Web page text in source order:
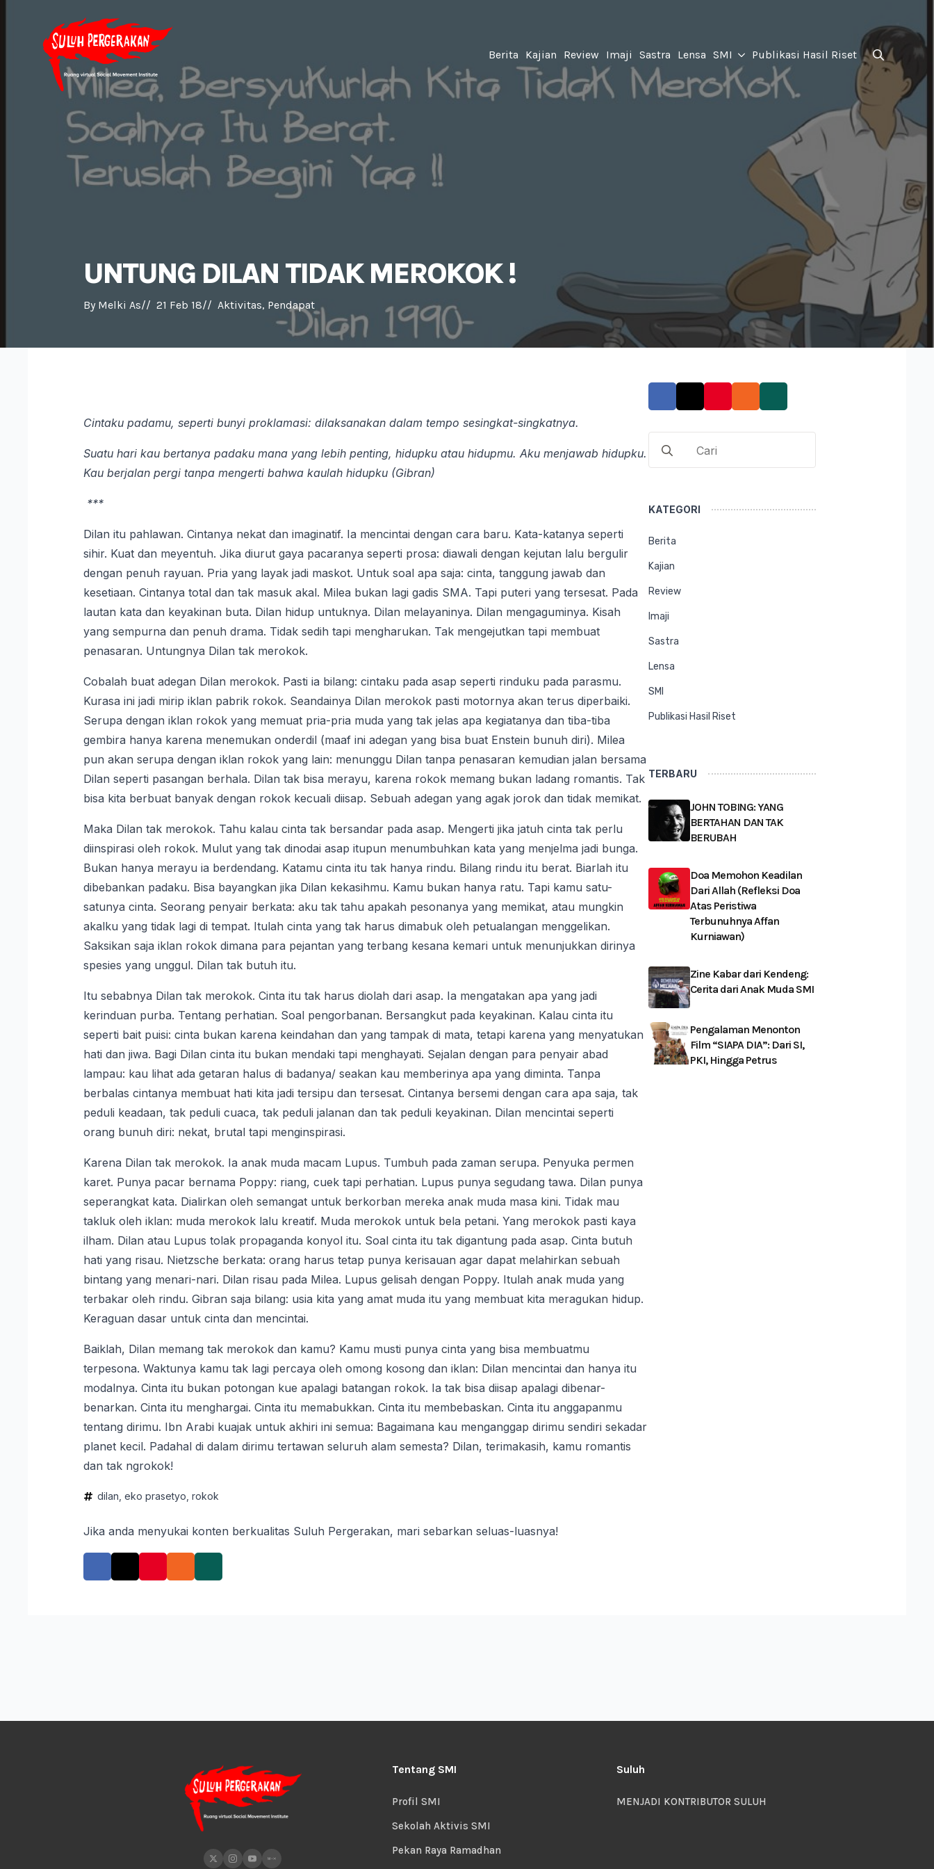
Berita Kajian Review Imaji Sastra Lensa SMI Publikasi Hasil Riset
Search
for:
UNTUNG DILAN TIDAK MEROKOK !
By Melki As// 21 Feb 18// Aktivitas Pendapat
Cintaku padamu, seperti bunyi proklamasi: dilaksanakan dalam tempo sesingkat-singkatnya.
Suatu hari kau bertanya padaku mana yang lebih penting, hidupku atau hidupmu. Aku menjawab hidupku.
Kau berjalan pergi tanpa mengerti bahwa kaulah hidupku (Gibran)
***
Dilan itu pahlawan. Cintanya nekat dan imaginatif. Ia mencintai dengan cara baru. Kata-katanya seperti
sihir. Kuat dan meyentuh. Jika diurut gaya pacaranya seperti prosa: diawali dengan kejutan lalu bergulir
dengan penuh rayuan. Pria yang layak jadi maskot. Untuk soal apa saja: cinta, tanggung jawab dan
kesetiaan. Cintanya total dan tak masuk akal. Milea bukan lagi gadis SMA. Tapi puteri yang tersesat. Pada
lautan kata dan keyakinan buta. Dilan hidup untuknya. Dilan melayaninya. Dilan mengaguminya. Kisah
yang sempurna dan penuh drama. Tidak sedih tapi mengharukan. Tak mengejutkan tapi membuat
penasaran. Untungnya Dilan tak merokok.
Cobalah buat adegan Dilan merokok. Pasti ia bilang: cintaku pada asap seperti rinduku pada parasmu.
Kurasa ini jadi mirip iklan pabrik rokok. Seandainya Dilan merokok pasti motornya akan terus diperbaiki.
Serupa dengan iklan rokok yang memuat pria-pria muda yang tak jelas apa kegiatanya dan tiba-tiba
gembira hanya karena menemukan onderdil (maaf ini adegan yang bisa buat Enstein bunuh diri). Milea
pun akan serupa dengan iklan rokok yang lain: menunggu Dilan tanpa penasaran kemudian jalan bersama
Dilan seperti pasangan berhala. Dilan tak bisa merayu, karena rokok memang bukan ladang romantis. Tak
bisa kita berbuat banyak dengan rokok kecuali diisap. Sebuah adegan yang agak jorok dan tidak memikat.
Maka Dilan tak merokok. Tahu kalau cinta tak bersandar pada asap. Mengerti jika jatuh cinta tak perlu
diinspirasi oleh rokok. Mulut yang tak dinodai asap itupun menumbuhkan kata yang menjelma jadi bunga.
Bukan hanya merayu ia berdendang. Katamu cinta itu tak hanya rindu. Bilang rindu itu berat. Biarlah itu
dibebankan padaku. Bisa bayangkan jika Dilan kekasihmu. Kamu bukan hanya ratu. Tapi kamu satu-
satunya cinta. Seorang penyair berkata: aku tak tahu apakah pesonanya yang memikat, atau mungkin
akalku yang tidak lagi di tempat. Itulah cinta yang tak harus dimabuk oleh petualangan menggelikan.
Saksikan saja iklan rokok dimana para pejantan yang terbang kesana kemari untuk menunjukkan dirinya
spesies yang unggul. Dilan tak butuh itu.
Itu sebabnya Dilan tak merokok. Cinta itu tak harus diolah dari asap. Ia mengatakan apa yang jadi
kerinduan purba. Tentang perhatian. Soal pengorbanan. Bersangkut pada keyakinan. Kalau cinta itu
seperti bait puisi: cinta bukan karena keindahan dan yang tampak di mata, tetapi karena yang menyatukan
hati dan jiwa. Bagi Dilan cinta itu bukan mendaki tapi menghayati. Sejalan dengan para penyair abad
lampau: kau lihat ada getaran halus di badanya/ seakan kau memberinya apa yang diminta. Tanpa
berbalas cintanya membuat hati kita jadi tersipu dan tersesat. Cintanya bersemi dengan cara apa saja, tak
peduli keadaan, tak peduli cuaca, tak peduli jalanan dan tak peduli keyakinan. Dilan mencintai seperti
orang bunuh diri: nekat, brutal tapi menginspirasi.
Karena Dilan tak merokok. Ia anak muda macam Lupus. Tumbuh pada zaman serupa. Penyuka permen
karet. Punya pacar bernama Poppy: riang, cuek tapi perhatian. Lupus punya segudang tawa. Dilan punya
seperangkat kata. Dialirkan oleh semangat untuk berkorban mereka anak muda masa kini. Tidak mau
takluk oleh iklan: muda merokok lalu kreatif. Muda merokok untuk bela petani. Yang merokok pasti kaya
ilham. Dilan atau Lupus tolak propaganda konyol itu. Soal cinta itu tak digantung pada asap. Cinta butuh
hati yang risau. Nietzsche berkata: orang harus tetap punya kerisauan agar dapat melahirkan sebuah
bintang yang menari-nari. Dilan risau pada Milea. Lupus gelisah dengan Poppy. Itulah anak muda yang
terbakar oleh rindu. Gibran saja bilang: usia kita yang amat muda itu yang membuat kita meragukan hidup.
Keraguan dasar untuk cinta dan mencintai.
Baiklah, Dilan memang tak merokok dan kamu? Kamu musti punya cinta yang bisa membuatmu
terpesona. Waktunya kamu tak lagi percaya oleh omong kosong dan iklan: Dilan mencintai dan hanya itu
modalnya. Cinta itu bukan potongan kue apalagi batangan rokok. Ia tak bisa diisap apalagi dibenar-
benarkan. Cinta itu menghargai. Cinta itu memabukkan. Cinta itu membebaskan. Cinta itu anggapanmu
tentang dirimu. Ibn Arabi kuajak untuk akhiri ini semua: Bagaimana kau menganggap dirimu sendiri sekadar
planet kecil. Padahal di dalam dirimu tertawan seluruh alam semesta? Dilan, terimakasih, kamu romantis
dan tak ngrokok!
dilan eko prasetyo rokok
for:
KATEGORI
Berita
Kajian
Review
Imaji
Sastra
Lensa
SMI
Publikasi Hasil Riset
TERBARU
JOHN TOBING: YANG
BERTAHAN DAN TAK
BERUBAH
Doa Memohon Keadilan
Dari Allah (Refleksi Doa
Atas Peristiwa
Terbunuhnya Affan
Kurniawan)
Zine Kabar dari Kendeng:
Cerita dari Anak Muda SMI
Pengalaman Menonton
Film “SIAPA DIA”: Dari SI,
PKI, Hingga Petrus
Jika anda menyukai konten berkualitas Suluh Pergerakan, mari sebarkan seluas-luasnya!
Tentang SMI
Profil SMI
Sekolah Aktivis SMI
Pekan Raya Ramadhan
Suluh
MENJADI KONTRIBUTOR SULUH